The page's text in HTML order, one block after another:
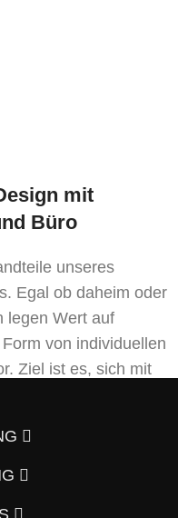
mit
Büro
unseres
Egal ob daheim oder
legen Wert auf
von individuellen
Ziel ist es, sich mit
Badezimmer